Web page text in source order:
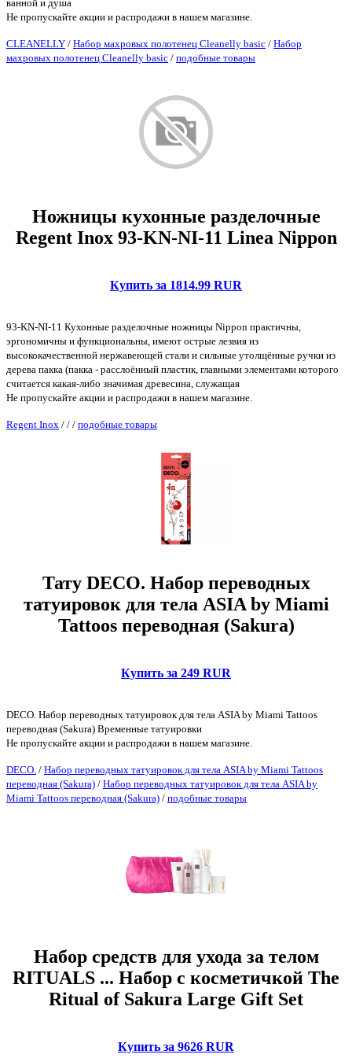
ванной и душа
Не пропускайте акции и распродажи в нашем магазине.
CLEANELLY / Набор махровых полотенец Cleanelly basic / Набор
махровых полотенец Cleanelly basic / подобные товары
Ножницы кухонные разделочные
Regent Inox 93-KN-NI-11 Linea Nippon
Купить за 1814.99 RUR
93-KN-NI-11 Кухонные разделочные ножницы Nippon практичны,
эргономичны и функциональны, имеют острые лезвия из
высококачественной нержавеющей стали и сильные утолщённые ручки из
дерева пакка (пакка - расслоённый пластик, главными элементами которого
считается какая-либо значимая древесина, служащая
Не пропускайте акции и распродажи в нашем магазине.
Regent Inox / / / подобные товары
Тату DECO. Набор переводных
татуировок для тела ASIA by Miami
Tattoos переводная (Sakura)
Купить за 249 RUR
DECO. Набор переводных татуировок для тела ASIA by Miami Tattoos
переводная (Sakura) Временные татуировки
Не пропускайте акции и распродажи в нашем магазине.
DECO. / Набор переводных татуировок для тела ASIA by Miami Tattoos
переводная (Sakura) / Набор переводных татуировок для тела ASIA by
Miami Tattoos переводная (Sakura) / подобные товары
Набор средств для ухода за телом
RITUALS ... Набор с косметичкой The
Ritual of Sakura Large Gift Set
Купить за 9626 RUR